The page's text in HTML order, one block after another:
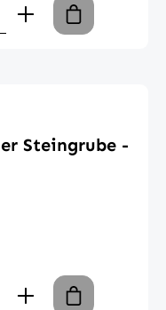
den
Steingrube -
den